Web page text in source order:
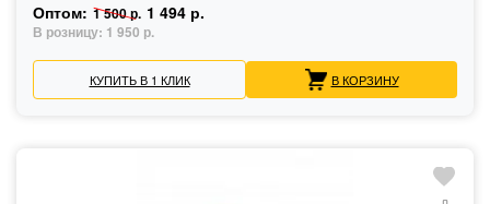
Оптом: 1 500 р. 1 494 р.
В розницу: 1 950 р.
КУПИТЬ В 1 КЛИК В КОРЗИНУ